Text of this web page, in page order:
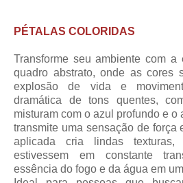
PÉTALAS COLORIDAS
Transforme seu ambiente com a
quadro abstrato, onde as cores
explosão de vida e
dramática de tons quentes,
misturam com o azul profundo e o
transmite uma sensação de força
aplicada cria lindas
estivessem em constante
essência do fogo e da água em